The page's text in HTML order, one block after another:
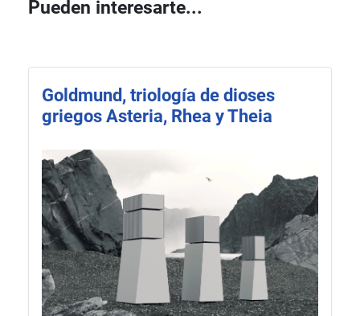
Pueden interesarte...
Goldmund, triología de dioses
griegos Asteria, Rhea y Theia